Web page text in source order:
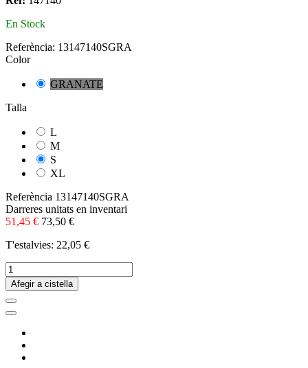
En Stock
Referència: 13147140SGRA
Color
GRANATE
Talla
L
M
S
XL
Referència 13147140SGRA
Darreres unitats en inventari
51,45 € 73,50 €
T'estalvies: 22,05 €
Afegir a cistella